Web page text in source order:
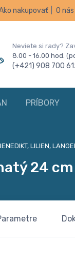
nakupovať O nás
Neviete si rady?
8.00 - 16.00 hod.
(+421) 908 700
PRÍBORY
LILIEN,
24 cm